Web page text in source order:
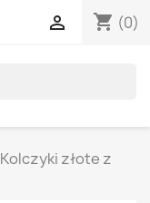
shopping_cart (0)

Kolczyki złote z